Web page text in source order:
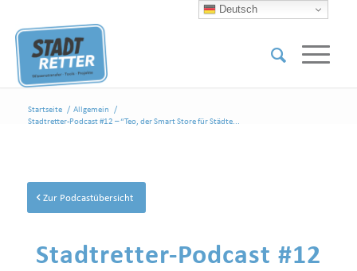
Startseite / Allgemein
/
Stadtretter-Podcast #12 – “Teo, der Smart Store für Städte...
Zur Podcastübersicht
Stadtretter-Podcast #12
Deutsch